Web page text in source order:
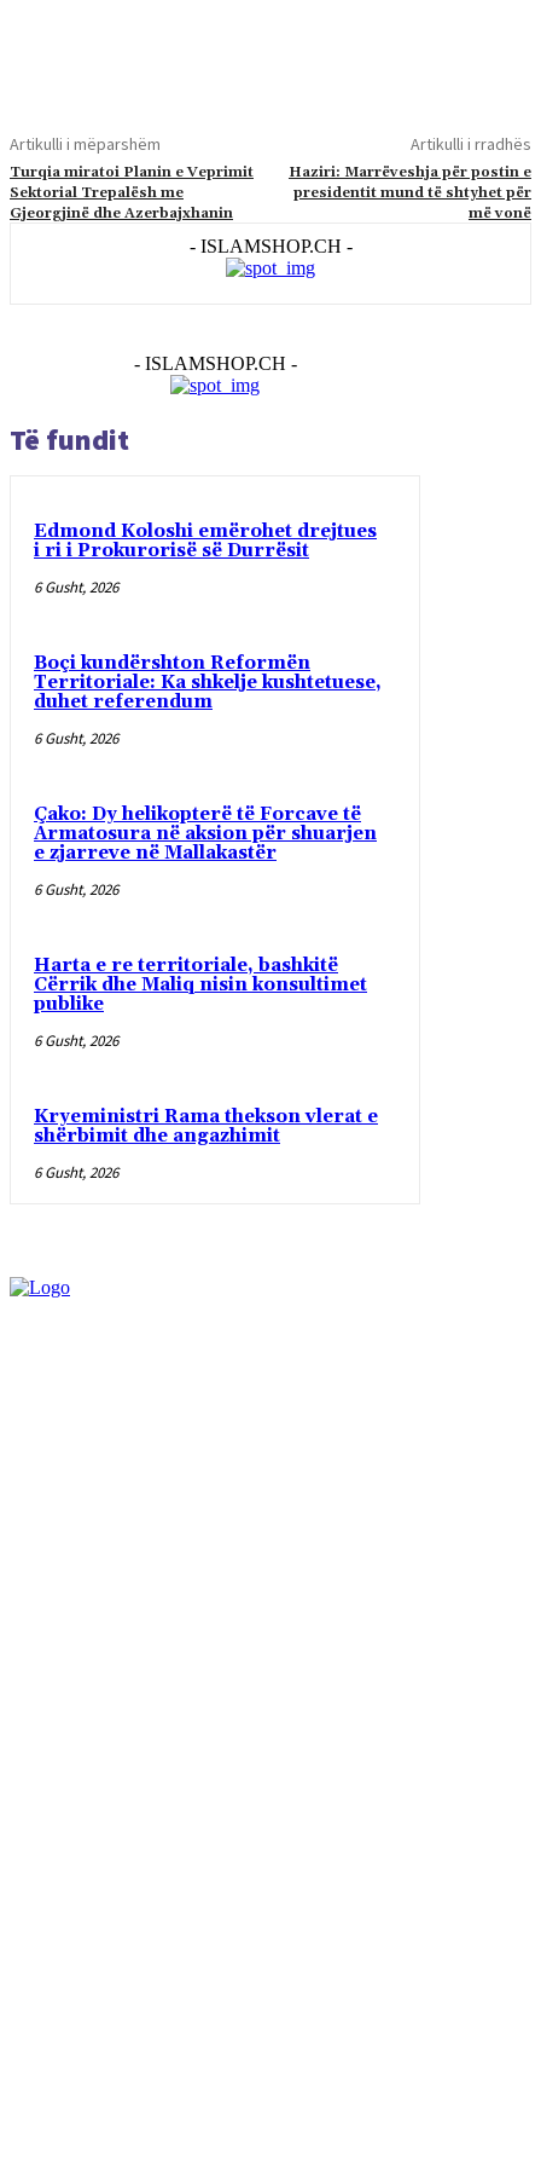
Artikulli i mëparshëm
Turqia miratoi Planin e Veprimit
Sektorial Trepalësh me
Gjeorgjinë dhe Azerbajxhanin
Artikulli i rradhës
Haziri: Marrëveshja për postin e
presidentit mund të shtyhet për
më vonë
- ISLAMSHOP.CH -
- ISLAMSHOP.CH -
Të fundit
Edmond Koloshi emërohet drejtues
i ri i Prokurorisë së Durrësit
6 Gusht, 2026
Boçi kundërshton Reformën
Territoriale: Ka shkelje kushtetuese,
duhet referendum
6 Gusht, 2026
Çako: Dy helikopterë të Forcave të
Armatosura në aksion për shuarjen
e zjarreve në Mallakastër
6 Gusht, 2026
Harta e re territoriale, bashkitë
Cërrik dhe Maliq nisin konsultimet
publike
6 Gusht, 2026
Kryeministri Rama thekson vlerat e
shërbimit dhe angazhimit
6 Gusht, 2026